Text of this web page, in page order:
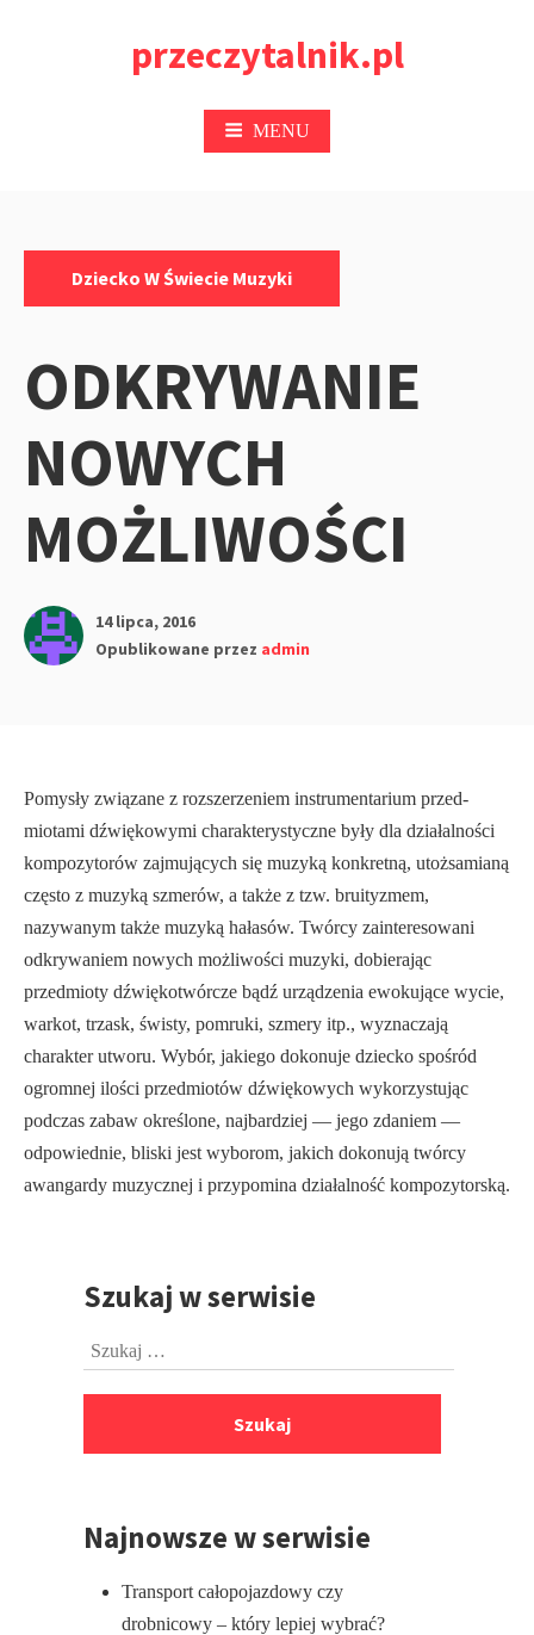
przeczytalnik.pl
MENU
Dziecko W Świecie Muzyki
ODKRYWANIE
NOWYCH
MOŻLIWOŚCI
14 lipca, 2016
Opublikowane przez admin
Pomysły związane z rozszerzeniem instrumentarium przed­
miotami dźwiękowymi charakterystyczne były dla działalności
kompozytorów zajmujących się muzyką konkretną, utożsamianą
często z muzyką szmerów, a także z tzw. bruityzmem,
nazywanym także muzyką hałasów. Twórcy zainteresowani
odkrywaniem nowych możliwości muzyki, dobierając
przedmioty dźwiękotwórcze bądź urządzenia ewokujące wycie,
warkot, trzask, świsty, pomruki, szmery itp., wyznaczają
charakter utworu. Wybór, jakiego dokonuje dziecko spośród
ogrom­nej ilości przedmiotów dźwiękowych wykorzystując
podczas zabaw określone, najbardziej — jego zdaniem —
odpowiednie, bliski jest wyborom, jakich dokonują twórcy
awangardy muzycznej i przypomina działalność kompo­zytorską.
PrzejdźSzukaj w serwisie
Szukaj:
Najnowsze w serwisie
Transport całopojazdowy czy
drobnicowy – który lepiej wybrać?